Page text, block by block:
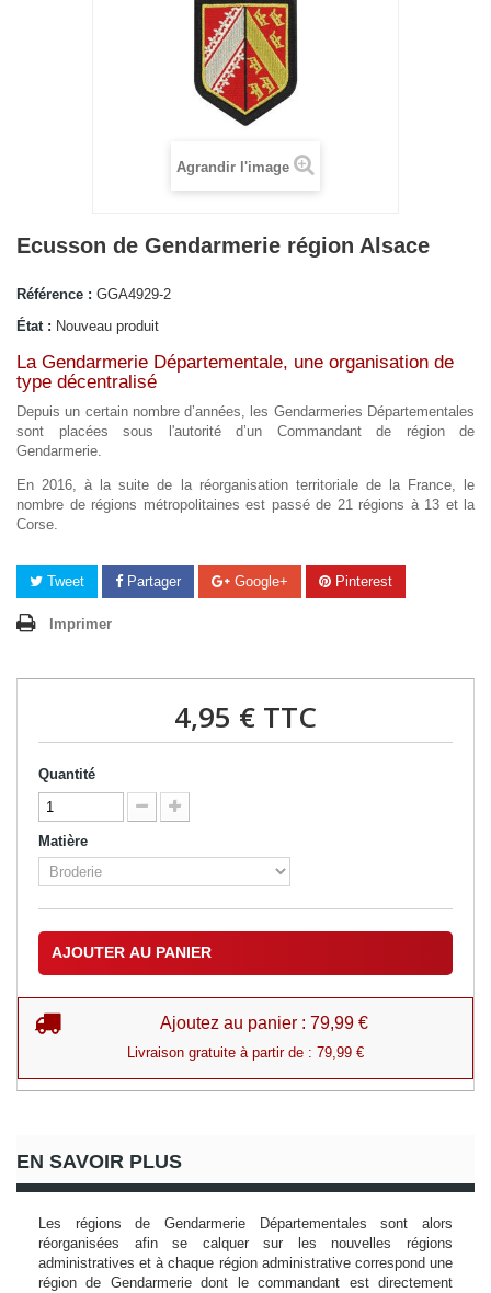
Agrandir l'image
Ecusson de Gendarmerie région Alsace
Référence : GGA4929-2
État : Nouveau produit
La Gendarmerie Départementale, une organisation de
type décentralisé
Depuis un certain nombre d’années, les Gendarmeries Départementales
sont placées sous l'autorité d’un Commandant de région de
Gendarmerie.
En 2016, à la suite de la réorganisation territoriale de la France, le
nombre de régions métropolitaines est passé de 21 régions à 13 et la
Corse.
Tweet Partager Google+ Pinterest
Imprimer
4,95 € TTC
Quantité
Matière
AJOUTER AU PANIER
Ajoutez au panier : 79,99 €
Livraison gratuite à partir de : 79,99 €
EN SAVOIR PLUS
Les régions de Gendarmerie Départementales sont alors
réorganisées afin se calquer sur les nouvelles régions
administratives et à chaque région administrative correspond une
région de Gendarmerie dont le commandant est directement